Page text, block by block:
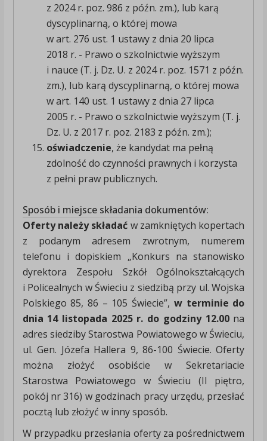
z 2024 r. poz. 986 z późn. zm.), lub karą
dyscyplinarną, o której mowa
w art. 276 ust. 1 ustawy z dnia 20 lipca
2018 r. - Prawo o szkolnictwie wyższym
i nauce (T. j. Dz. U. z 2024 r. poz. 1571 z późn.
zm.), lub karą dyscyplinarną, o której mowa
w art. 140 ust. 1 ustawy z dnia 27 lipca
2005 r. - Prawo o szkolnictwie wyższym (T. j.
Dz. U. z 2017 r. poz. 2183 z późn. zm.);
oświadczenie, że kandydat ma pełną
zdolność do czynności prawnych i korzysta
z pełni praw publicznych.
Sposób i miejsce składania dokumentów:
Oferty należy składać w zamkniętych kopertach
z podanym adresem zwrotnym, numerem
telefonu i dopiskiem „Konkurs na stanowisko
dyrektora Zespołu Szkół Ogólnokształcących
i Policealnych w Świeciu z siedzibą przy ul. Wojska
Polskiego 85, 86 – 105 Świecie”, w terminie do
dnia 14 listopada 2025 r. do godziny 12.00na
adres siedziby Starostwa Powiatowego w Świeciu,
ul. Gen. Józefa Hallera 9, 86-100 Świecie. Oferty
można złożyć osobiście w Sekretariacie
Starostwa Powiatowego w Świeciu (II piętro,
pokój nr 316) w godzinach pracy urzędu, przesłać
pocztą lub złożyć w inny sposób.
W przypadku przesłania oferty za pośrednictwem